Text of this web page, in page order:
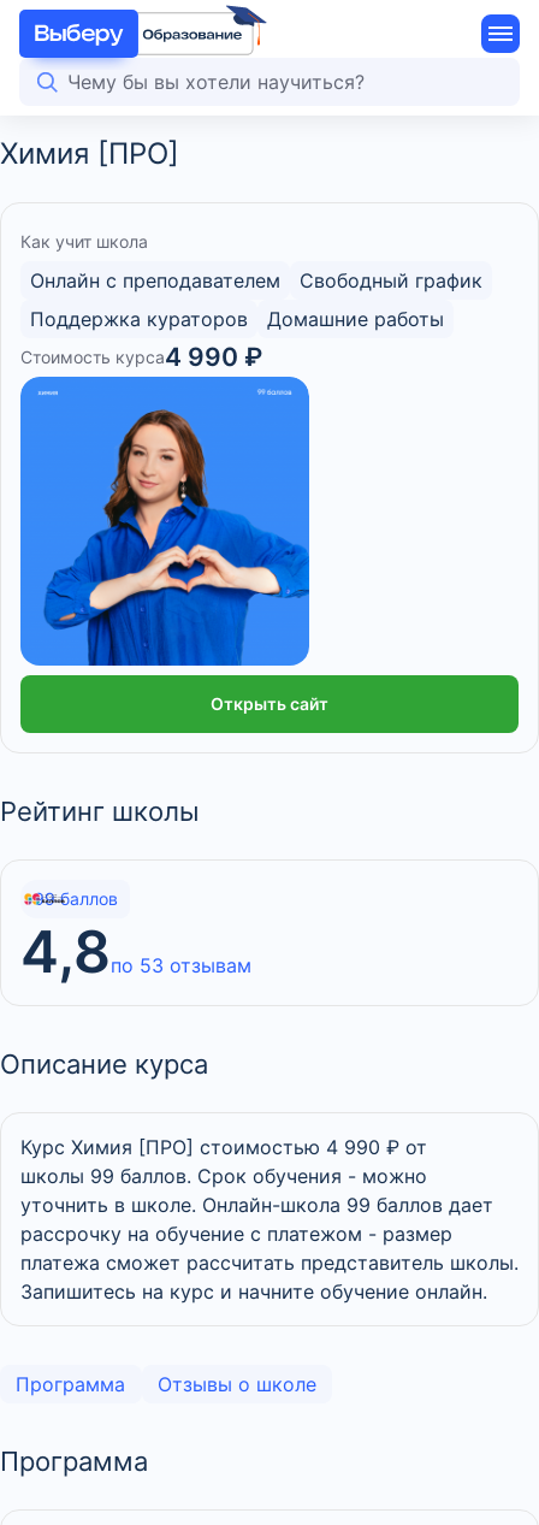
Химия [ПРО]
Как учит школа
Онлайн с преподавателем
Свободный график
Поддержка кураторов
Домашние работы
Стоимость курса4 990 ₽
Открыть сайт
Рейтинг школы
99 баллов
4,8по 53 отзывам
Описание курса
Курс Химия [ПРО] стоимостью 4 990 ₽ от
школы 99 баллов. Срок обучения - можно
уточнить в школе. Онлайн-школа 99 баллов дает
рассрочку на обучение с платежом - размер
платежа сможет рассчитать представитель школы.
Запишитесь на курс и начните обучение онлайн.
Программа Отзывы о школе
Программа